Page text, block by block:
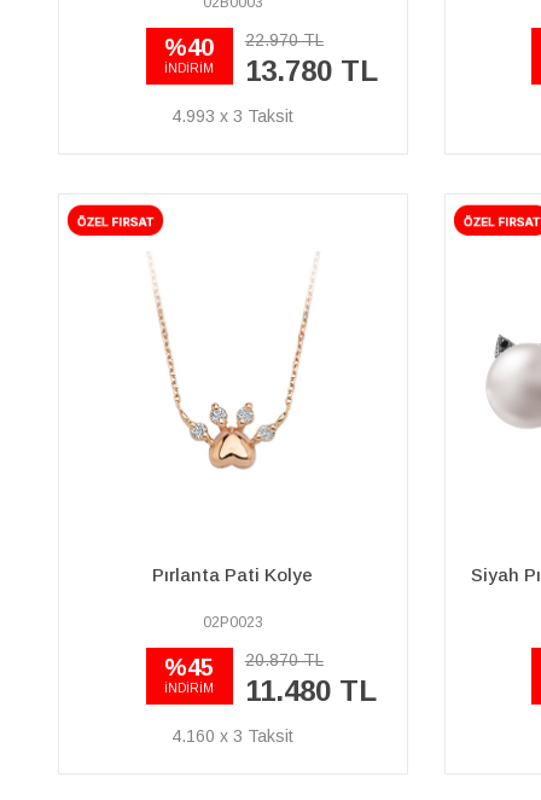
%40
İNDİRİM
22.970 TL
13.780 TL
4.993 x 3
Pırlanta Pati Kolye
02P0023
%45
İNDİRİM
20.870 TL
11.480 TL
4.160 x 3
Siyah